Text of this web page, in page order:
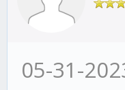
05-31-